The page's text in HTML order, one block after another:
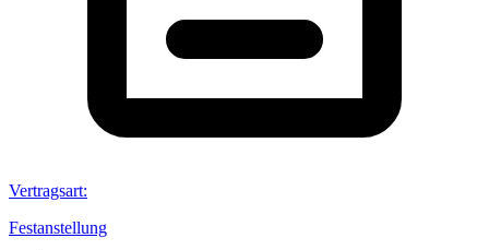
Vertragsart:
Festanstellung